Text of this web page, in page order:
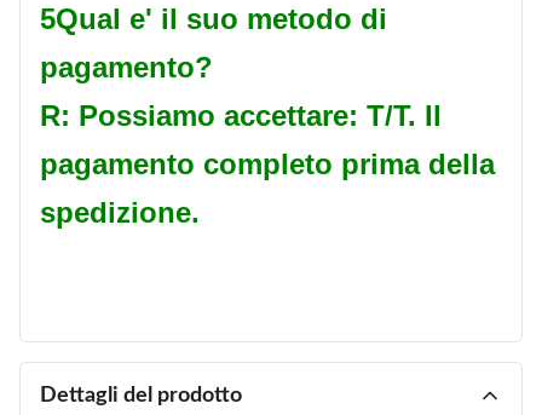
5Qual e' il suo metodo di
pagamento?
R: Possiamo accettare: T/T. Il
pagamento completo prima della
spedizione.
Dettagli del prodotto